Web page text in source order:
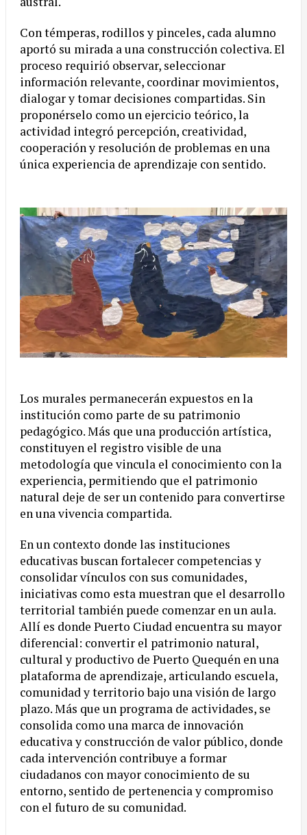
Con témperas, rodillos y pinceles, cada alumno
aportó su mirada a una construcción colectiva. El
proceso requirió observar, seleccionar
información relevante, coordinar movimientos,
dialogar y tomar decisiones compartidas. Sin
proponérselo como un ejercicio teórico, la
actividad integró percepción, creatividad,
cooperación y resolución de problemas en una
única experiencia de aprendizaje con sentido.
Los murales permanecerán expuestos en la
institución como parte de su patrimonio
pedagógico. Más que una producción artística,
constituyen el registro visible de una
metodología que vincula el conocimiento con la
experiencia, permitiendo que el patrimonio
natural deje de ser un contenido para convertirse
en una vivencia compartida.
En un contexto donde las instituciones
educativas buscan fortalecer competencias y
consolidar vínculos con sus comunidades,
iniciativas como esta muestran que el desarrollo
territorial también puede comenzar en un aula.
Allí es donde Puerto Ciudad encuentra su mayor
diferencial: convertir el patrimonio natural,
cultural y productivo de Puerto Quequén en una
plataforma de aprendizaje, articulando escuela,
comunidad y territorio bajo una visión de largo
plazo. Más que un programa de actividades, se
consolida como una marca de innovación
educativa y construcción de valor público, donde
cada intervención contribuye a formar
ciudadanos con mayor conocimiento de su
entorno, sentido de pertenencia y compromiso
con el futuro de su comunidad.